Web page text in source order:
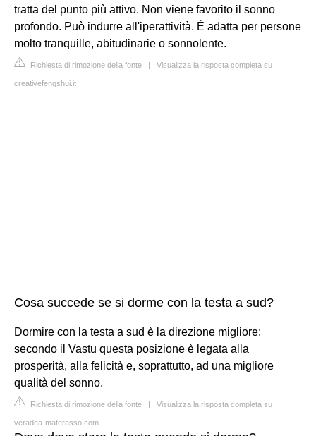
tratta del punto più attivo. Non viene favorito il sonno
profondo. Può indurre all'iperattività. È adatta per persone
molto tranquille, abitudinarie o sonnolente.
Richiesta di rimozione della fonte | Visualizza la risposta completa su
creativefengshui.it
Cosa succede se si dorme con la testa a sud?
Dormire con la testa a sud è la direzione migliore:
secondo il Vastu questa posizione è legata alla
prosperità, alla felicità e, soprattutto, ad una migliore
qualità del sonno.
Richiesta di rimozione della fonte | Visualizza la risposta completa su
veradea-materasso.com